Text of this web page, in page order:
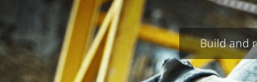
Build and